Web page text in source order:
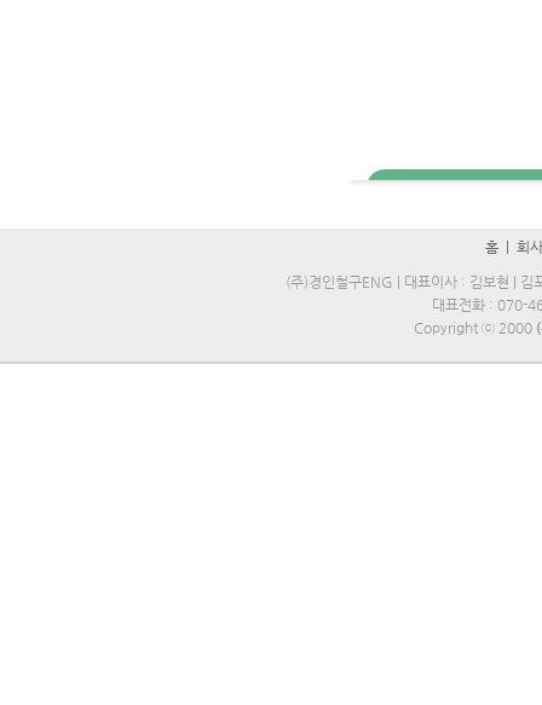
홈 |회
(주)경인철구ENG | 대표이사 : 김보현 |
대표전화 : 070-
Copyright ⓒ 2000